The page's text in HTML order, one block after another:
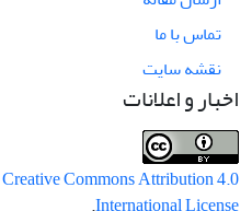
تماس با ما
نقشه سایت
اخبار و اعلانات
Creative Commons Attribution 4.0